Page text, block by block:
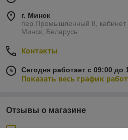
г. Минск
пер.Промышленный 8,
Минск, Беларусь
Контакты
Сегодня работает с 09:00 до
Показать весь график
Отзывы о магазине
30 отзывов за всё время